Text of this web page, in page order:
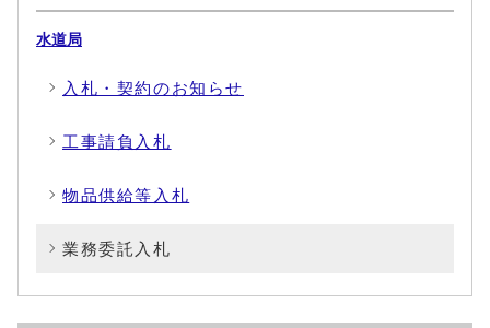
水道局
入札・契約のお知らせ
工事請負入札
物品供給等入札
業務委託入札